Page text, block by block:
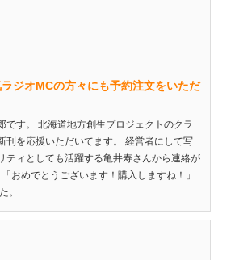
ジオMCの方々にも予約注文をいただ
です。 北海道地方創生プロジェクトのクラ
刊を応援いただいてます。 経営者にして写
ティとしても活躍する亀井寿さんから連絡が
おめでとうございます！購入しますね！」
。...